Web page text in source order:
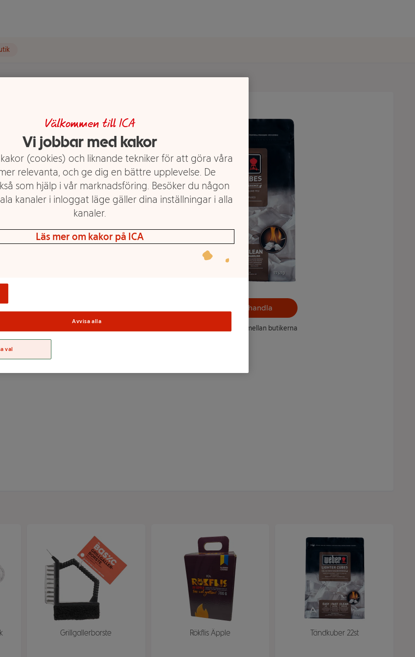
igång med
tändkuberna från
få fart på
så att du slipper
dig på maten och
smak från kuberna
att du lugnt kan
Välj butik och handla
Sortimentet kan variera mellan butikerna
Grillgallerborste Rökflis Äpple Tändkuber 22st
Välkommen till ICA
Vi jobbar med kakor
(cookies) och liknande tekniker för att göra våra
relevanta, och ge dig en bättre upplevelse. De
som hjälp i vår marknadsföring. Besöker du någon
kanaler i inloggat läge gäller dina inställningar i alla
kanaler.
Läs mer om kakor på ICA
Avvisa alla
val